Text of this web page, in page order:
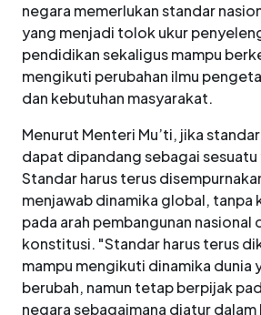
negara memerlukan standar
yang menjadi tolok ukur
pendidikan sekaligus mampu
mengikuti perubahan ilmu
dan kebutuhan masyarakat.
Menurut Menteri Mu’ti, jika
dapat dipandang sebagai
Standar harus terus
menjawab dinamika global, tanpa
pada arah pembangunan nasional
konstitusi. "Standar harus terus
mampu mengikuti dinamika dunia
berubah, namun tetap berpijak
negara sebagaimana diatur